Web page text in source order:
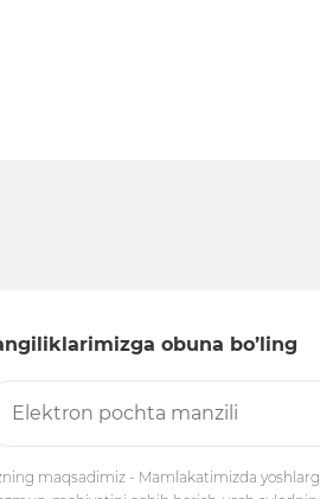
obuna bo’ling
maqsadimiz - Mamlakatimizda